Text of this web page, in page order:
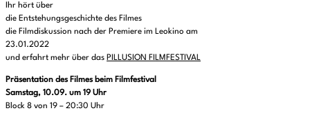
Ihr hört über
die Entstehungsgeschichte des Filmes
die Filmdiskussion nach der Premiere im Leokino am
23.01.2022
und erfahrt mehr über das PILLUSION FILMFESTIVAL
Präsentation des Filmes beim Filmfestival
Samstag, 10.09. um 19 Uhr
Block 8 von 19 – 20:30 Uhr